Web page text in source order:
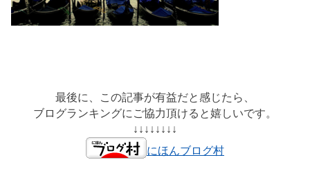
最後に、この記事が有益だと感じたら、
ブログランキングにご協力頂けると嬉しいです。
↓↓↓↓↓↓↓↓
にほんブログ村